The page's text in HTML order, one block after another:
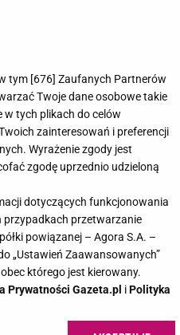
w
tym [676] Zaufanych Partnerów
Twoje dane osobowe takie
w tych plikach do celów
zainteresowań i preferencji
Wyrażenie zgody jest
zgodę uprzednio udzieloną
dotyczących funkcjonowania
przypadkach przetwarzanie
powiązanej – Agora S.A. –
„Ustawień Zaawansowanych”
którego jest kierowany.
Prywatności Gazeta.pl iPolityka